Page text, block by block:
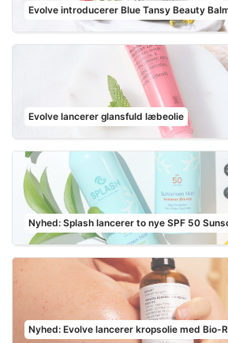
Evolve introducerer Blue Tansy Beauty
Evolve lancerer glansfuld læbeolie
Nyhed: Splash lancerer to nye SPF 50
Nyhed: Evolve lancerer kropsolie med Bio-